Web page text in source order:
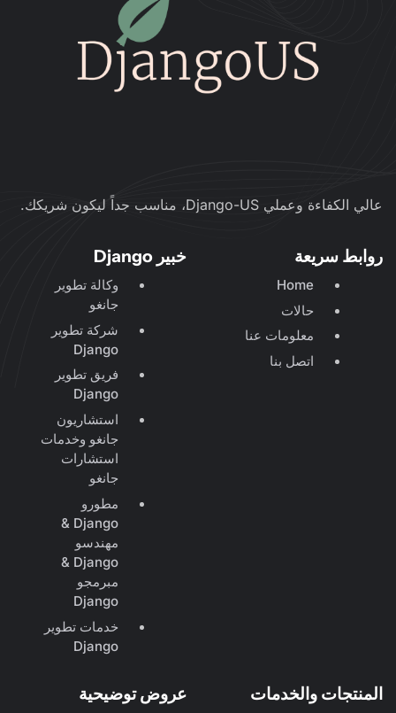
عالي الكفاءة وعملي Django-US، مناسب جداً ليكون شريكك.
روابط سريعة
Home
حالات
معلومات عنا
اتصل بنا
خبير Django
وكالة تطوير
جانغو
شركة تطوير
Django
فريق تطوير
Django
استشاريون
جانغو وخدمات
استشارات
جانغو
مطورو
Django &
مهندسو
Django &
مبرمجو
Django
خدمات تطوير
Django
المنتجات والخدمات عروض توضيحية